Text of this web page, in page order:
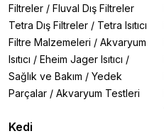
Filtreler / Fluval Dış Filtreler
Tetra Dış Filtreler / Tetra Isıtıcı
Filtre Malzemeleri / Akvaryum
Isıtıcı / Eheim Jager Isıtıcı /
Sağlık ve Bakım / Yedek
Parçalar / Akvaryum Testleri
Kedi